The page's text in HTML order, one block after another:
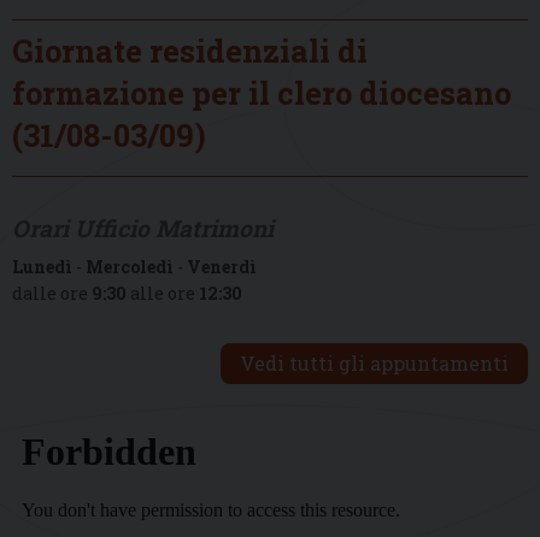
Giornate residenziali di
formazione per il clero diocesano
(31/08-03/09)
Lunedì - Mercoledì - Venerdì
dalle ore 9:30 alle ore 12:30
Vedi tutti gli appuntamenti